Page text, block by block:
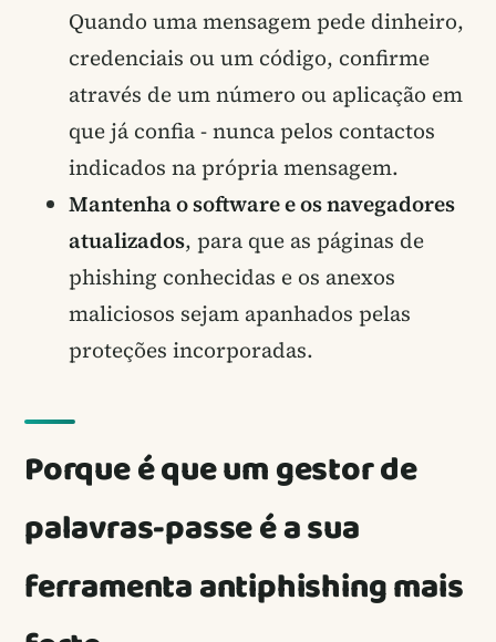
Quando uma mensagem pede dinheiro,
credenciais ou um código, confirme
através de um número ou aplicação em
que já confia - nunca pelos contactos
indicados na própria mensagem.
Mantenha o software e os navegadores
atualizados, para que as páginas de
phishing conhecidas e os anexos
maliciosos sejam apanhados pelas
proteções incorporadas.
Porque é que um gestor de
palavras-passe é a sua
ferramenta antiphishing mais